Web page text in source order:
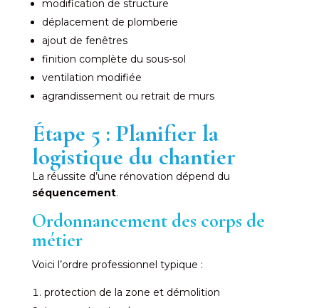
modification de structure
déplacement de plomberie
ajout de fenêtres
finition complète du sous-sol
ventilation modifiée
agrandissement ou retrait de murs
Étape 5 : Planifier la
logistique du chantier
La réussite d’une rénovation dépend du
séquencement.
Ordonnancement des corps de
métier
Voici l’ordre professionnel typique :
protection de la zone et démolition